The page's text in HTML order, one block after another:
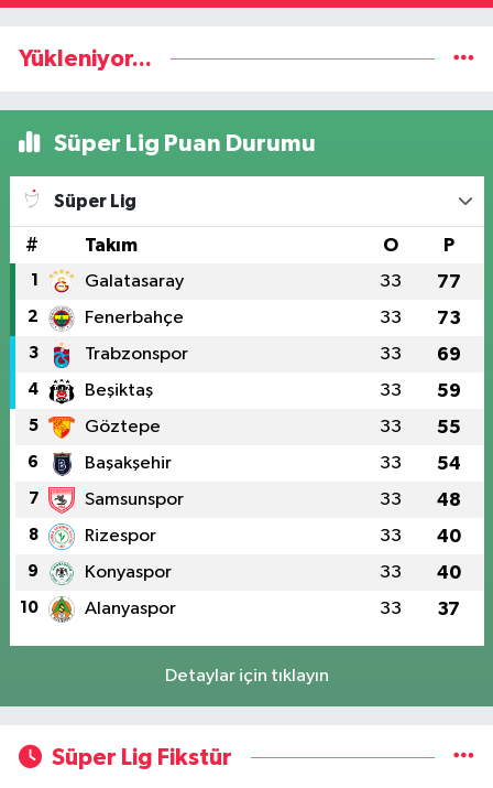
Yükleniyor...
Süper Lig Puan Durumu
Süper Lig
# Takım O P
1 Galatasaray 33 77
2 Fenerbahçe 33 73
3 Trabzonspor 33 69
4 Beşiktaş 33 59
5 Göztepe 33 55
6 Başakşehir 33 54
7 Samsunspor 33 48
8 Rizespor 33 40
9 Konyaspor 33 40
10 Alanyaspor 33 37
Detaylar için tıklayın
Süper Lig Fikstür